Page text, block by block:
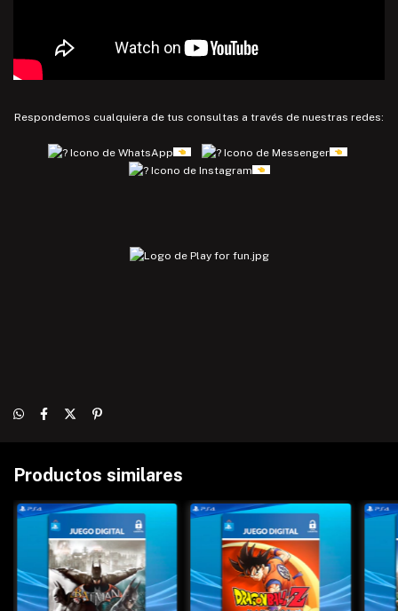
Respondemos cualquiera de tus consultas a través de nuestras redes:
Productos similares